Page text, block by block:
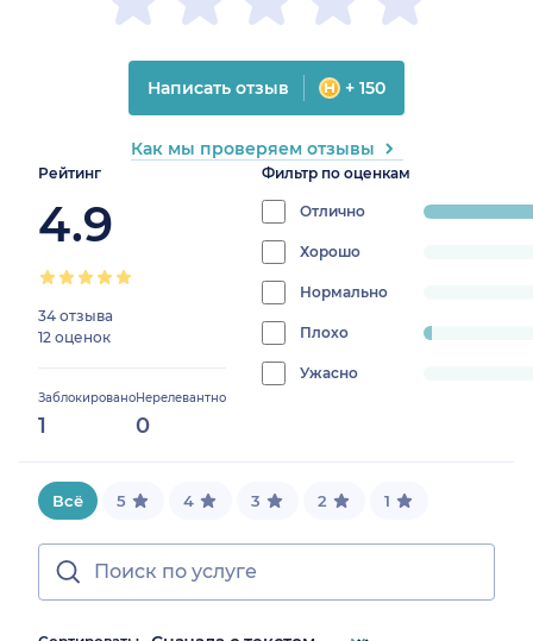
Рейтинг
4.9
34 отзыва
12 оценок
Заблокировано
1
Нерелевантно
0
Фильтр по оценкам
Отлично
progress:
Хорошо
0%
Нормально
0%
Плохо
progress:
2.2222222222222223%
Ужасно
0%
Написать отзыв + 150
Как мы проверяем отзывы
Всё 5 4 3 2 1